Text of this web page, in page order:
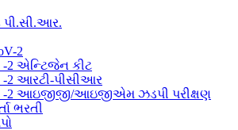
પી.સી.આર.
2
-2 એન્ટિજેન કીટ
-2 આરટી-પીસીઆર
-2 આઇજીજી/આઇજીએમ ઝડપી પરીક્ષણ
ભરતી